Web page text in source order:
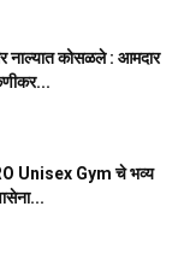
नाल्यात कोसळले : आमदार
Unisex Gym चे भव्य